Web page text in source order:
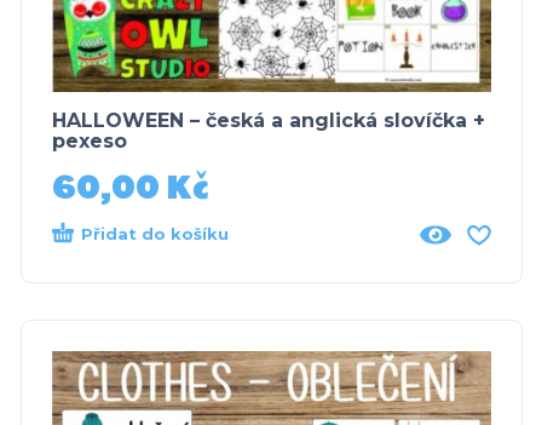
HALLOWEEN – česká a anglická slovíčka +
pexeso
60,00 Kč
Přidat do košíku